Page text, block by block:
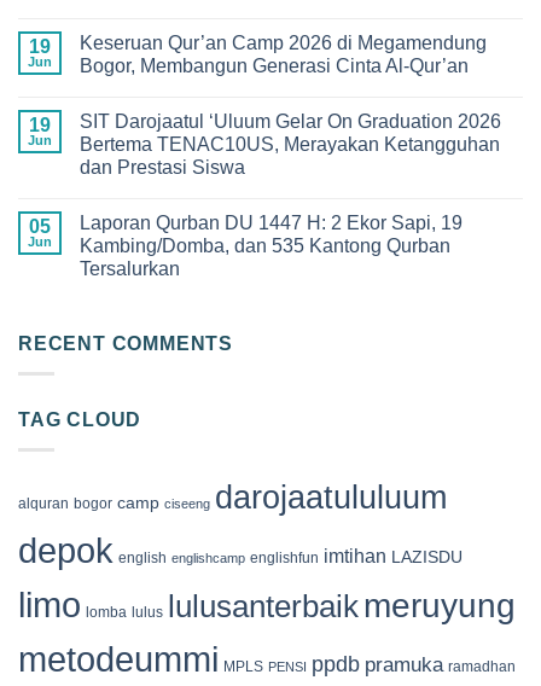
Keseruan
MPLS
Ramah
SMPIT
Darojaatul
Uluum
yang
Penuh
on
Penuh
Haru
Pelepasan
Siswa-
Siswi
Angkatan
Darojaatul
‘Uluum
Tahun
2026
19
Jun
Keseruan Qur’an Camp 2026 di Megamendung
Bogor, Membangun Generasi Cinta Al-Qur’an
on
Keseruan
Qur’an
Camp
Megamendung
Bogor,
Membangun
Generasi
Cinta
19
Jun
SIT Darojaatul ‘Uluum Gelar On Graduation 2026
Bertema TENAC10US, Merayakan Ketangguhan
dan Prestasi Siswa
on
SIT
Darojaatul
‘Uluum
2026
Bertema
dan
Prestasi
05
Jun
Laporan Qurban DU 1447 H: 2 Ekor Sapi, 19
Kambing/Domba, dan 535 Kantong Qurban
Tersalurkan
Laporan
2
dan
535
Qurban
Tersalurkan
RECENT COMMENTS
TAG CLOUD
alquran bogor camp ciseeng darojaatululuum
depok english englishcamp englishfun imtihan LAZISDU
limo lomba lulus lulusanterbaik meruyung
metodeummi MPLS PENSI ppdb pramuka ramadhan